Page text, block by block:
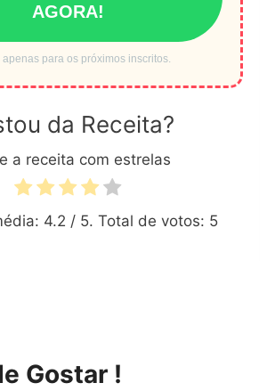
AGORA!
apenas para os próximos inscritos.
da Receita?
a receita com estrelas
4.2 / 5. Total de votos: 5
Gostar !